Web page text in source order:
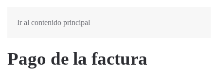
Ir al contenido principal
Pago de la factura